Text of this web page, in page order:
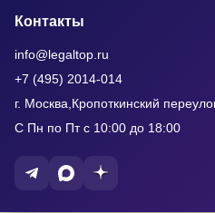
Контакты
info@legaltop.ru
+7 (495) 2014-014
г. Москва,Кропоткинский
С Пн по Пт с 10:00 до 18:00